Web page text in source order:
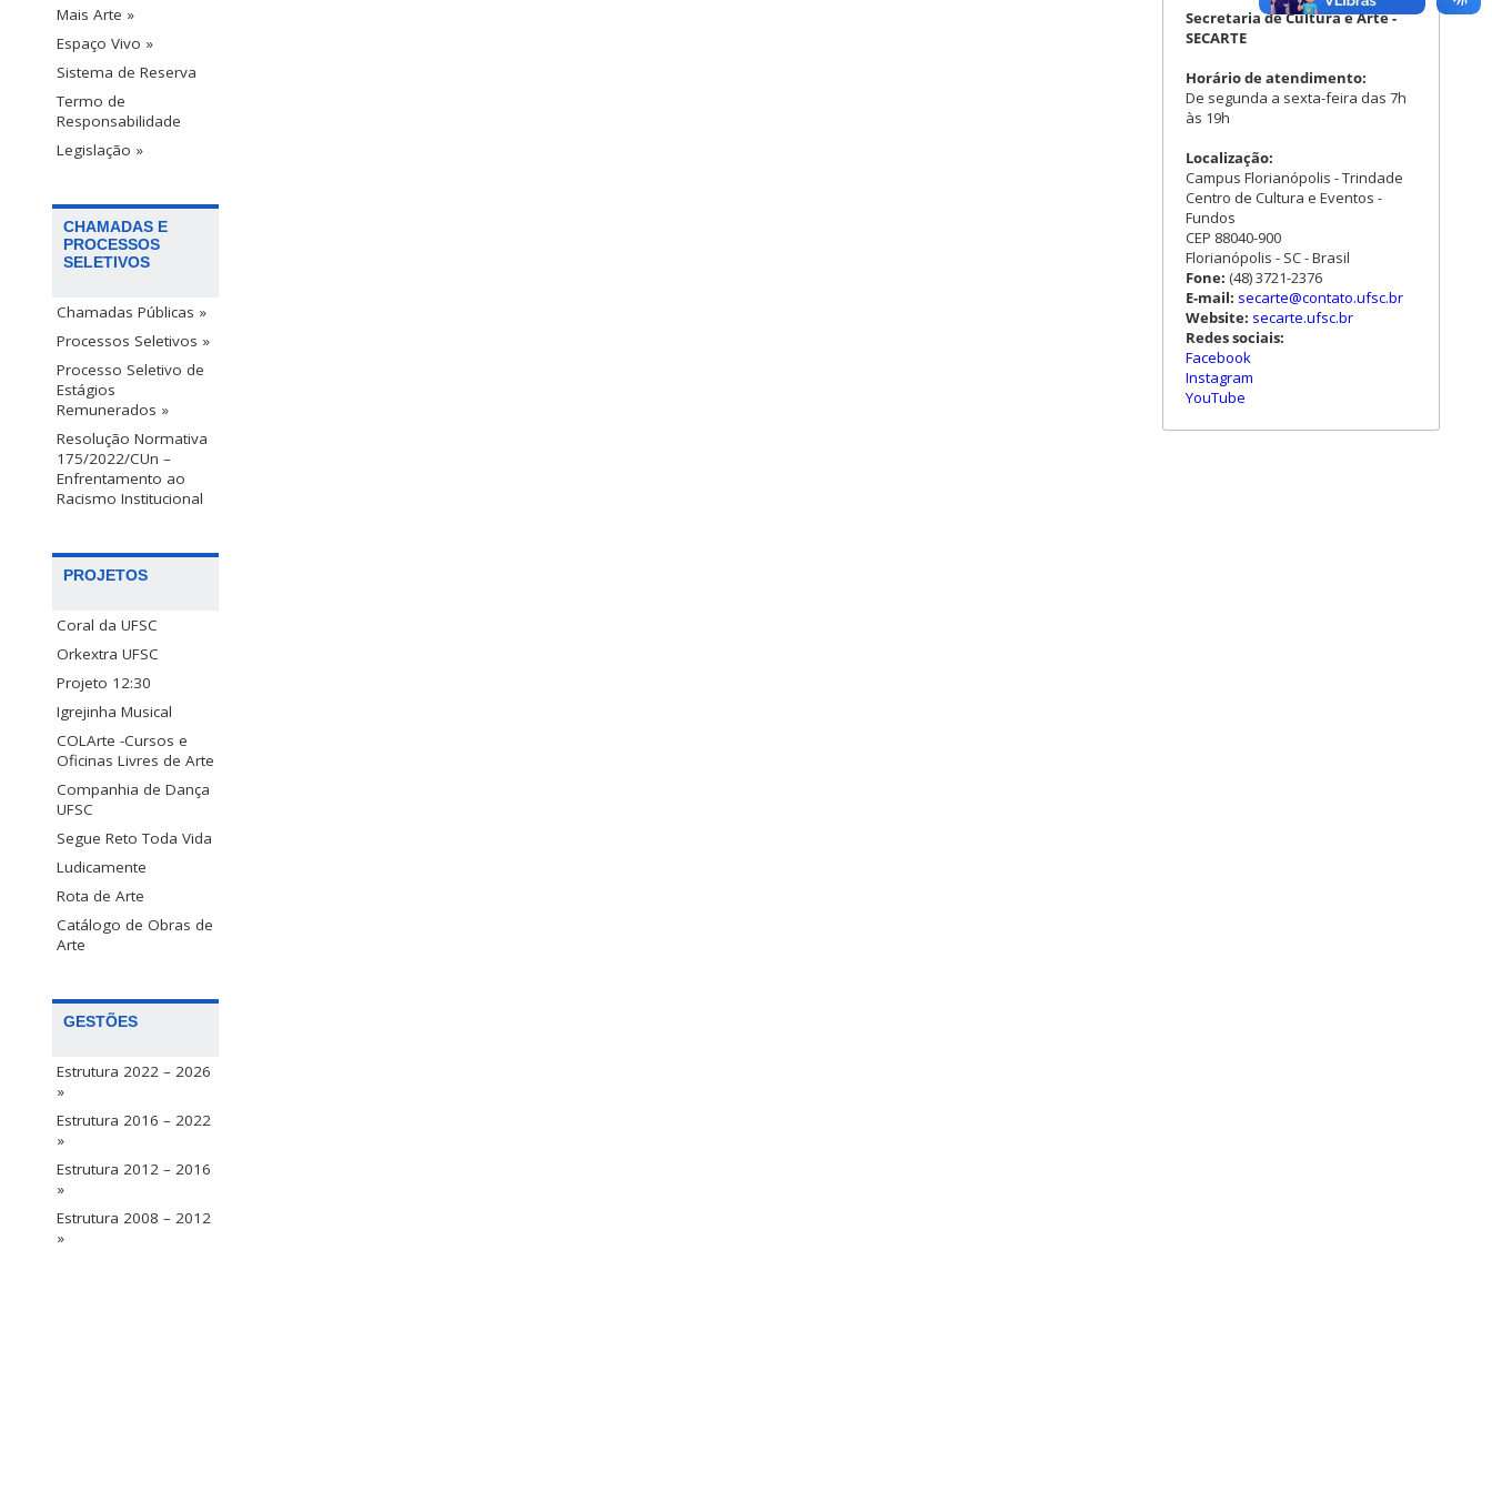
Mais Arte »
Espaço Vivo »
Sistema de Reserva
Termo de
Responsabilidade
Legislação »
CHAMADAS E
PROCESSOS
SELETIVOS
Chamadas Públicas »
Processos Seletivos »
Processo Seletivo de
Estágios
Remunerados »
Resolução Normativa
175/2022/CUn –
Enfrentamento ao
Racismo Institucional
PROJETOS
Coral da UFSC
Orkextra UFSC
Projeto 12:30
Igrejinha Musical
COLArte -Cursos e
Oficinas Livres de Arte
Companhia de Dança
UFSC
Segue Reto Toda Vida
Ludicamente
Rota de Arte
Catálogo de Obras de
Arte
GESTÕES
Estrutura 2022 – 2026
»
Estrutura 2016 – 2022
»
Estrutura 2012 – 2016
»
Estrutura 2008 – 2012
»
Secretaria de Cultura e Arte -
SECARTE
Horário de atendimento:
De segunda a sexta-feira das 7h
às 19h
Localização:
Campus Florianópolis - Trindade
Centro de Cultura e Eventos -
Fundos
CEP 88040-900
Florianópolis - SC - Brasil
Fone: (48) 3721-2376
E-mail: secarte@contato.ufsc.br
Website: secarte.ufsc.br
Redes sociais:
Facebook
Instagram
YouTube